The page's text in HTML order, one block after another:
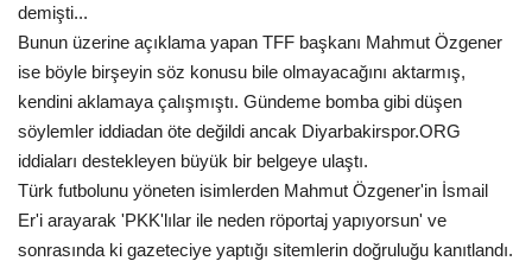
Kültür Sanat
demişti...
Bunun üzerine açıklama yapan TFF başkanı Mahmut Özgener
ise böyle birşeyin söz konusu bile olmayacağını aktarmış,
kendini aklamaya çalışmıştı. Gündeme bomba gibi düşen
söylemler iddiadan öte değildi ancak Diyarbakirspor.ORG
iddiaları destekleyen büyük bir belgeye ulaştı.
Türk futbolunu yöneten isimlerden Mahmut Özgener'in İsmail
Er'i arayarak 'PKK'lılar ile neden röportaj yapıyorsun' ve
sonrasında ki gazeteciye yaptığı sitemlerin doğruluğu kanıtlandı.